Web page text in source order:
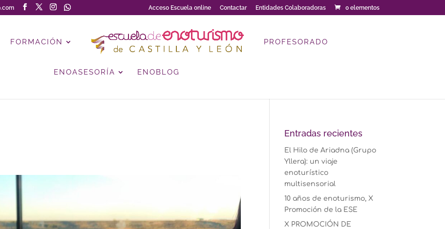
Acceso Escuela online Contactar Entidades Colaboradoras 0 elementos
FORMACIÓN PROFESORADO
ENOASESORÍA ENOBLOG
Entradas recientes
El Hilo de Ariadna (Grupo
Yllera): un viaje
enoturístico
multisensorial
10 años de enoturismo, X
Promoción de la ESE
X PROMOCIÓN DE